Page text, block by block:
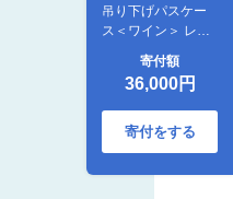
吊り下げパスケー
ス＜ワイン＞ レザ
品 革製品 サドルレ
ザー オイルレザー
ギフト 日本製 手縫
い ハンドメイド シ
ンプル 小物
寄付額
36,000円
寄付をする